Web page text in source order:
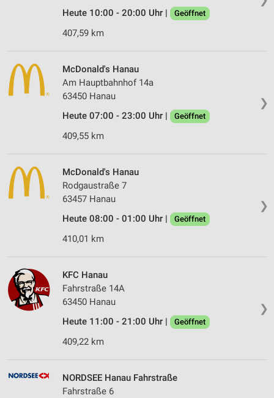
Heute 10:00 - 20:00 Uhr | Geöffnet
407,59 km
❯
McDonald's Hanau
Am Hauptbahnhof 14a
63450 Hanau
Heute 07:00 - 23:00 Uhr |
Geöffnet
409,55 km
❯
McDonald's Hanau
Rodgaustraße 7
63457 Hanau
Heute 08:00 - 01:00 Uhr |
Geöffnet
410,01 km
❯
KFC Hanau
Fahrstraße 14A
63450 Hanau
Heute 11:00 - 21:00 Uhr |
Geöffnet
409,22 km
NORDSEE Hanau Fahrstraße
Fahrstraße 6